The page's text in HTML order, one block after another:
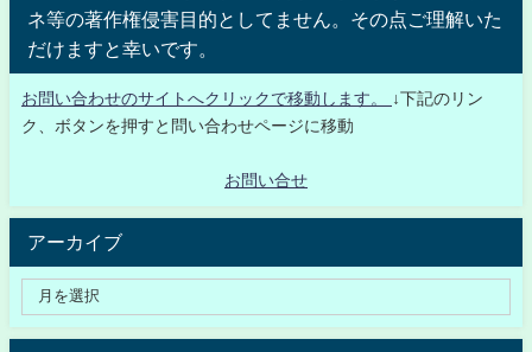
ネ等の著作権侵害目的としてません。その点ご理解いた
だけますと幸いです。
お問い合わせのサイトへクリックで移動します。
↓下記のリン
ク、ボタンを押すと問い合わせページに移動
お問い合せ
アーカイブ